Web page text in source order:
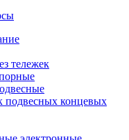
тележек
подвесных концевых